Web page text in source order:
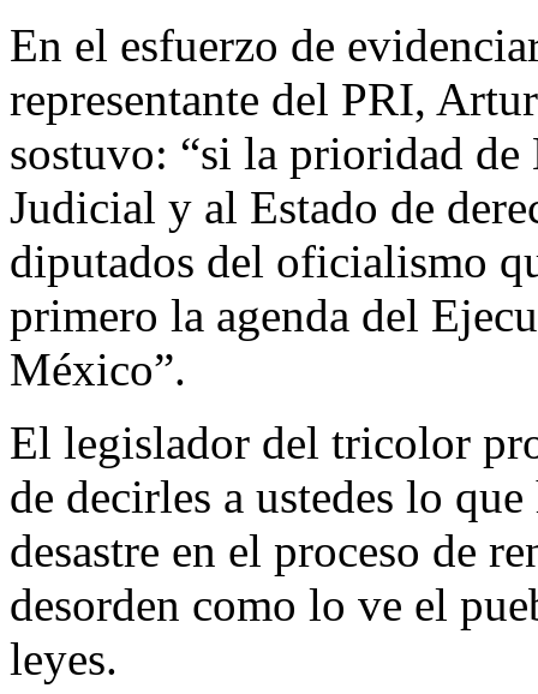
En el esfuerzo de
representante del PRI,
sostuvo: “si la prioridad
Judicial y al Estado de
diputados del oficialismo
primero la agenda del
México”.
El legislador del tricolor
de decirles a ustedes lo
desastre en el proceso de
desorden como lo ve el
leyes.